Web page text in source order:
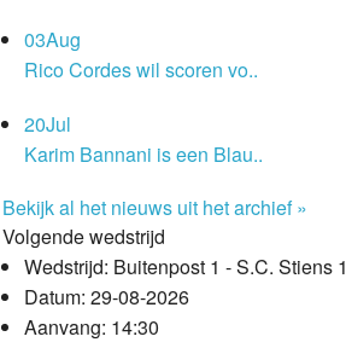
03Aug
Rico Cordes wil scoren vo..
20Jul
Karim Bannani is een Blau..
Bekijk al het nieuws uit het archief »
Volgende wedstrijd
Wedstrijd: Buitenpost 1 - S.C. Stiens 1
Datum: 29-08-2026
Aanvang: 14:30